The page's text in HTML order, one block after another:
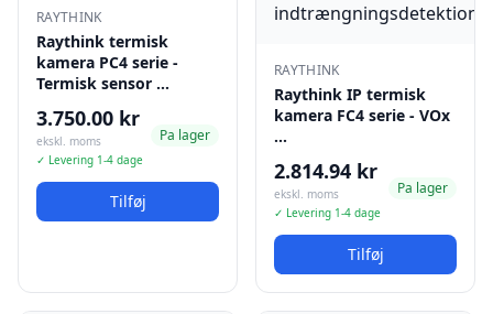
RAYTHINK
Raythink termisk
kamera PC4 serie -
Termisk sensor …
3.750.00 kr
ekskl. moms
✓ Levering 1-4 dage
Pa lager
Tilføj
RAYTHINK
Raythink IP termisk
kamera FC4 serie - VOx
…
2.814.94 kr
ekskl. moms
✓ Levering 1-4 dage
Pa lager
Tilføj